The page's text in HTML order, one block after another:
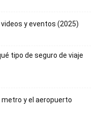
y eventos (2025)
tipo de seguro de viaje
y el aeropuerto